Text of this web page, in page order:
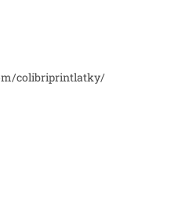
colibriprintlatky/